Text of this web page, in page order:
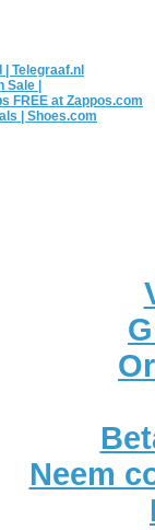
Telegraaf.nl
|
FREE at Zappos.com
| Shoes.com
Neem